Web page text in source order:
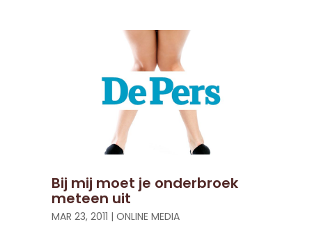
Bij mij moet je onderbroek
meteen uit
MAR 23, 2011 | ONLINE MEDIA